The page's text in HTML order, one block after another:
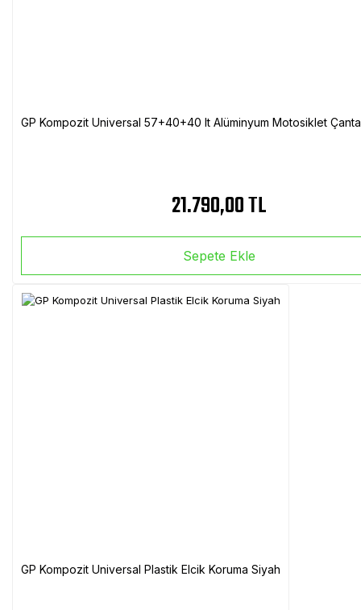
GP Kompozit Universal 57+40+40 lt Alüminyum Motosiklet
21.790,00 TL
Sepete Ekle
GP Kompozit Universal Plastik Elcik Koruma Siyah